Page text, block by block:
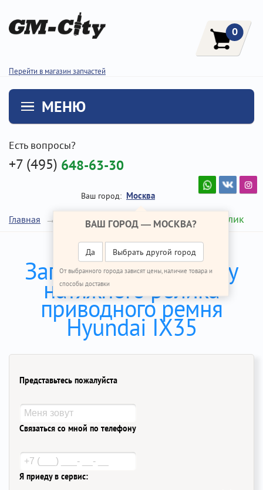
Перейти в магазин запчастей
0
МЕНЮ
Есть вопросы?
+7 (495) 648-63-30
Ваш город: Москва
ВАШ ГОРОД — МОСКВА?
Да Выбрать другой город
От выбранного города зависят цены, наличие товара и
способы доставки
Главная Ремонт Хендай IX35 Натяжной ролик
Записаться на замену
натяжного ролика
приводного ремня
Hyundai IX35
Представьтесь пожалуйста
Связаться со мной по телефону
Я приеду в сервис: